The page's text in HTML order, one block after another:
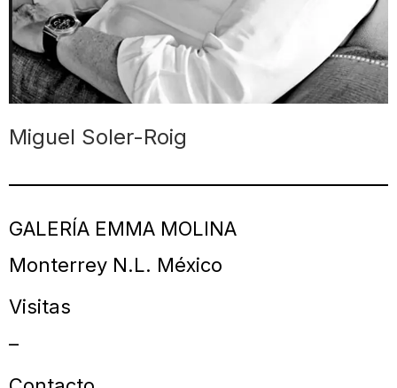
Miguel Soler-Roig
GALERÍA EMMA MOLINA
Monterrey N.L. México
Visitas
–